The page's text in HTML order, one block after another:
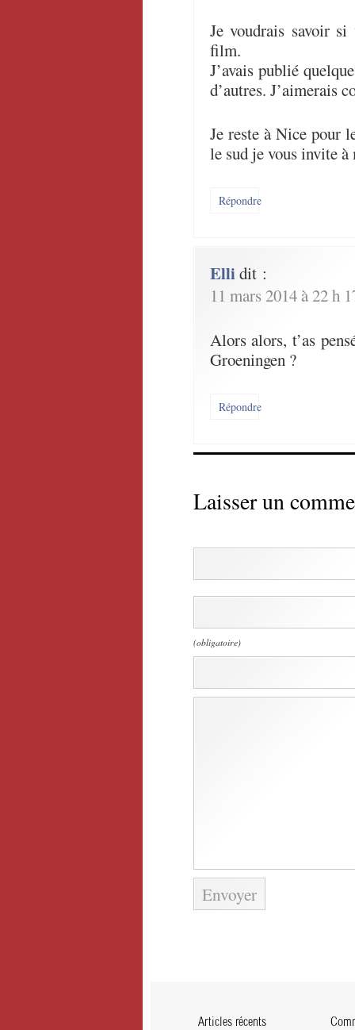
Je voudrais savoir si
film.
J’avais publié
d’autres. J’aimerais
Je reste à Nice pour
le sud je vous invite à
Répondre
Ellidit :
11 mars 2014 à 22 h
Alors alors, t’as
Groeningen ?
Répondre
Laisser un
(obligatoire)
Articles récents